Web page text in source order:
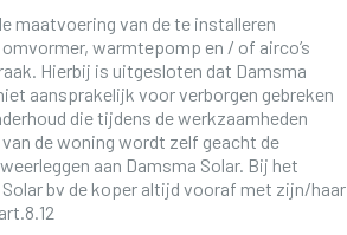
maatvoering van de te installeren
warmtepomp en / of airco’s
Hierbij is uitgesloten dat Damsma
aansprakelijk voor verborgen gebreken
die tijdens de werkzaamheden
de woning wordt zelf geacht de
aan Damsma Solar. Bij het
bv de koper altijd vooraf met zijn/haar